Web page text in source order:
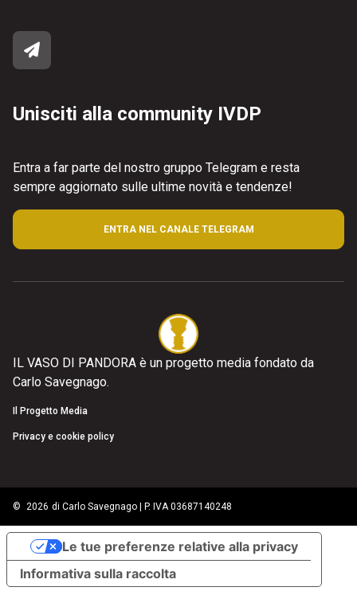
Unisciti alla community IVDP
Entra a far parte del nostro gruppo Telegram e resta
sempre aggiornato sulle ultime novità e tendenze!
ENTRA NEL CANALE TELEGRAM
IL VASO DI PANDORA è un progetto media fondato da
Carlo Savegnago.
Il Progetto Media
Privacy e cookie policy
© 2026 di Carlo Savegnago | P. IVA 03687140248
Informativa sulla raccolta
Le tue preferenze relative alla privacy